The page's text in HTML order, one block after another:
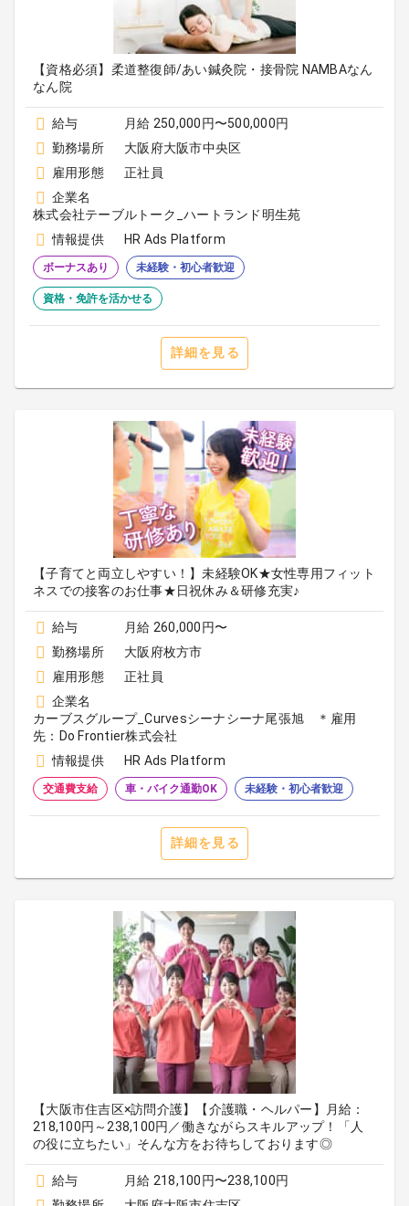
【資格必須】柔道整復師/あい鍼灸院・接骨院 NAMBAなん
なん院
給与
月給 250,000円〜500,000円
勤務場所
大阪府大阪市中央区
雇用形態
正社員
企業名
株式会社テーブルトーク_ハートランド明生苑
情報提供
HR Ads Platform
ボーナスあり 未経験・初心者歓迎
資格・免許を活かせる
詳細を見る
【子育てと両立しやすい！】未経験OK★女性専用フィット
ネスでの接客のお仕事★日祝休み＆研修充実♪
給与
月給 260,000円〜
勤務場所
大阪府枚方市
雇用形態
正社員
企業名
カーブスグループ_Curvesシーナシーナ尾張旭 ＊雇用
先：Do Frontier株式会社
情報提供
HR Ads Platform
交通費支給 車・バイク通勤OK 未経験・初心者歓迎
詳細を見る
【大阪市住吉区×訪問介護】【介護職・ヘルパー】月給：
218,100円～238,100円／働きながらスキルアップ！「人
の役に立ちたい」そんな方をお待ちしております◎
給与
月給 218,100円〜238,100円